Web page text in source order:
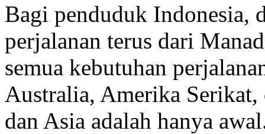
Bagi penduduk Indonesia,
perjalanan terus dari
semua kebutuhan
Australia, Amerika
dan Asia adalah hanya